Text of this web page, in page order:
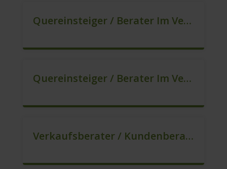
Quereinsteiger / Berater Im Vertrieb (m/w/d)
Quereinsteiger / Berater Im Vertrieb / Außendienst (m/w/d)
Verkaufsberater / Kundenberater (B2C) (m/w/d)